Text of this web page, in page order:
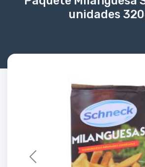
unidades
Previous